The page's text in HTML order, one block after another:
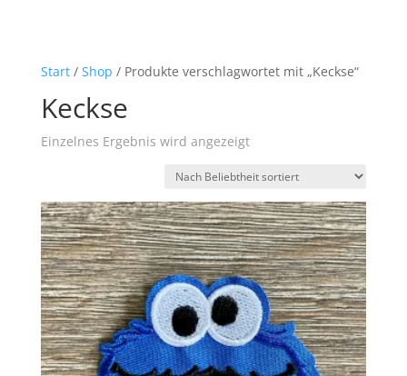
Start/ Shop / Produkte verschlagwortet mit „Keckse“
Keckse
Einzelnes Ergebnis wird angezeigt